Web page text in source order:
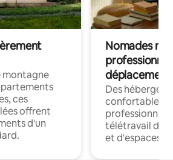
montagne
ces
offrent
d'un
Nomades
déplacement
Des
confortables
professionnels
télétravail
et d'espaces